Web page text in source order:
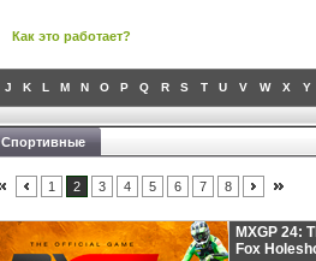
Как это работает?
J K L M N O P Q R S T U V W X Y
Спортивные
1 2 3 4 5 6 7 8
MXGP 24:
Fox